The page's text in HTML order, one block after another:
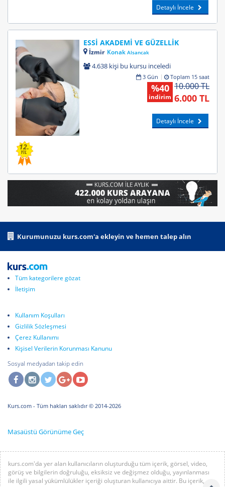
Detaylı İncele
12.
YIL
ESSİ AKADEMİ VE GÜZELLİK
İzmir KonakAlsancak
4.638 kişi bu kursu inceledi
3 Gün Toplam 15 saat
10.000 TL
6.000 TL
%40
indirim
Detaylı İncele
Kurumunuzu kurs.com'a ekleyin ve hemen talep alın
Tüm kategorilere gözat
İletişim
Kullanım Koşulları
Gizlilik Sözleşmesi
Çerez Kullanımı
Kişisel Verilerin Korunması Kanunu
Sosyal medyadan takip edin
Kurs.com - Tüm hakları saklıdır © 2014-2026
Masaüstü Görünüme Geç
kurs.com'da yer alan kullanıcıların oluşturduğu tüm içerik, görsel, video,
görüş ve bilgilerin doğruluğu, eksiksiz ve değişmez olduğu, yayınlanması
ile ilgili yasal yükümlülükler içeriği oluşturan kullanıcıya aittir. Bu içerik,